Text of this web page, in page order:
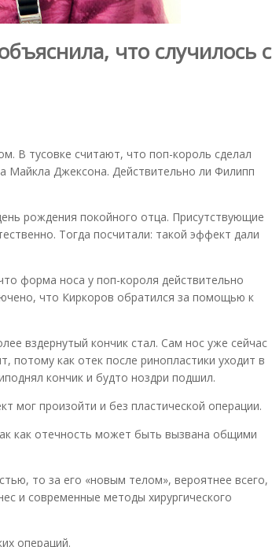
что случилось с
В тусовке считают, что поп-король сделал
Джексона. Действительно ли Филипп
рождения покойного отца. Присутствующие
Тогда посчитали: такой эффект дали
форма носа у поп-короля действительно
что Киркоров обратился за помощью к
вздернутый кончик стал. Сам нос уже сейчас
потому как отек после ринопластики уходит в
кончик и будто ноздри подшил.
мог произойти и без пластической операции.
как отечность может быть вызвана общими
то за его «новым телом», вероятнее всего,
и современные методы хирургического
операций.